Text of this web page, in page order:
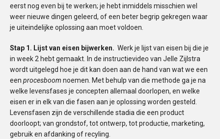
eerst nog even bij te werken; je hebt inmiddels misschien wel
weer nieuwe dingen geleerd, of een beter begrip gekregen waar
je uiteindelijke oplossing aan moet voldoen.
Stap 1. Lijst van eisen bijwerken. Werk je lijst van eisen bij die je
in week 2 hebt gemaakt. In de instructievideo van Jelle Zijlstra
wordt uitgelegd hoe je dit kan doen aan de hand van wat we een
een procesboom noemen. Met behulp van die methode ga je na
welke levensfases je concepten allemaal doorlopen, en welke
eisen er in elk van die fasen aan je oplossing worden gesteld.
Levensfasen zijn de verschillende stadia die een product
doorloopt; van grondstof, tot ontwerp, tot productie, marketing,
gebruik en afdanking of recyling.